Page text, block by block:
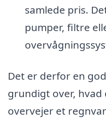
samlede pris.
pumper, filtre
Det er derfor en
grundigt over, hvad
overvejer et